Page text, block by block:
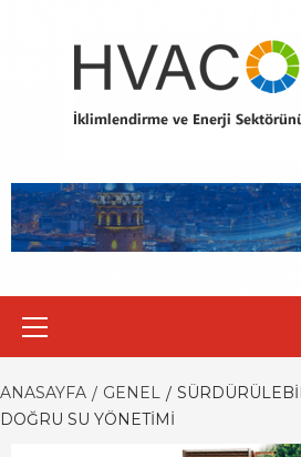
ANASAYFA GENEL
DOĞRU SU YÖNETIMI